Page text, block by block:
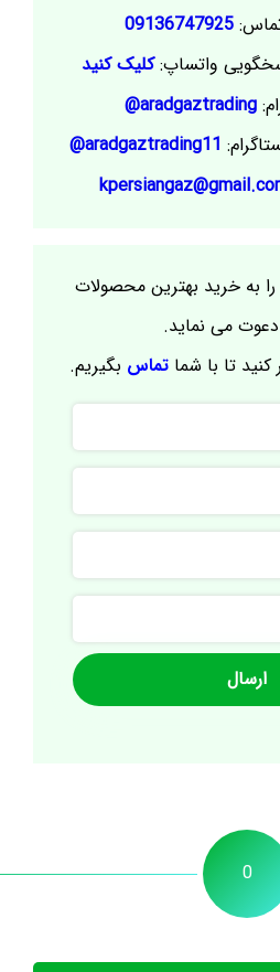
09136747925
واتساپ:کلیک کنید
aradgaztrading@
aradgaztrading11@
به خرید بهترین محصولات
می نماید.
کنید تا با شماتماس بگیریم.
0